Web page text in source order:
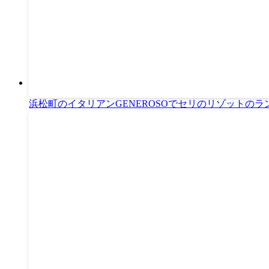
浜松町のイタリアンGENEROSOでセリのリゾットのラ